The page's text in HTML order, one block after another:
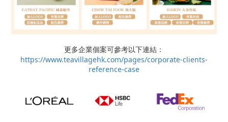
更多企業個案可參考以下連結：
https://www.teavillagehk.com/pages/corporate-clients-
reference-case